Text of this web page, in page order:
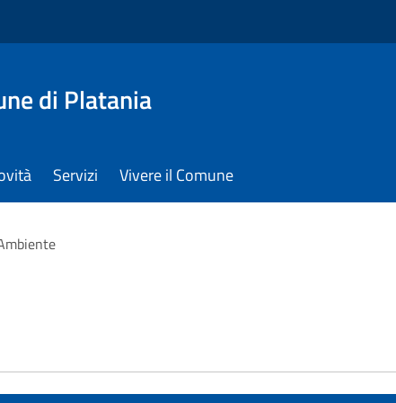
di Platania
Servizi Vivere il Comune